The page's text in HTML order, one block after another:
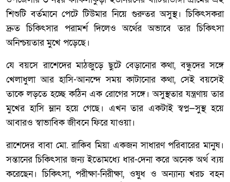
শিশুটি বর্তমানে পেটে টিউমার নিয়ে গুরুতর অসুস্থ। চিকিৎসকরা
দ্রুত চিকিৎসার পরামর্শ দিলেও অর্থের অভাবে তার চিকিৎসা
অনিশ্চয়তার মুখে পড়েছে।
যে বয়সে রাশেদের মাঠজুড়ে ছুটে বেড়ানোর কথা, বন্ধুদের সঙ্গে
খেলাধুলা আর হাসি-আনন্দে সময় কাটানোর কথা, সেই বয়সেই
তাকে লড়তে হচ্ছে কঠিন এক রোগের সঙ্গে। অসুস্থতার যন্ত্রণায় তার
মুখের হাসি ম্লান হয়ে গেছে। এখন তার একটাই স্বপ্ন—সুস্থ হয়ে
আবারও স্বাভাবিক জীবনে ফিরে যাওয়া।
রাশেদের বাবা মো. রাকিব মিয়া একজন সাধারণ পরিবারের মানুষ।
সন্তানের চিকিৎসার জন্য ইতোমধ্যে ধার-দেনা করে অনেক অর্থ ব্যয়
করেছেন। চিকিৎসা, পরীক্ষা-নিরীক্ষা, ওষুধ ও অন্যান্য খরচ বহন